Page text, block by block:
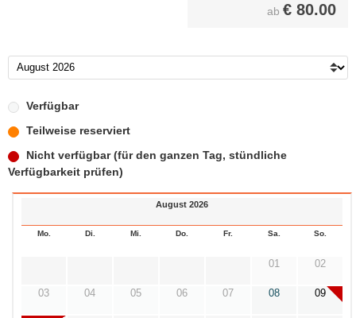
ab € 80.00
Verfügbar
Teilweise reserviert
Nicht verfügbar (für den ganzen Tag, stündliche
Verfügbarkeit prüfen)
August 2026
Mo. Di. Mi. Do. Fr. Sa. So.
01 02
03 04 05 06 07 08 09